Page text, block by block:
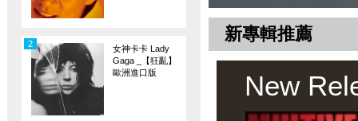
女神卡卡 Lady
Gaga _【狂亂】
歐洲進口版
2 新專輯推薦
New